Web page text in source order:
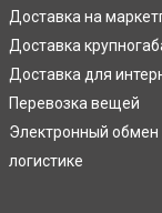
Доставка на
Доставка
Доставка для
Перевозка вещей
Электронный
логистике